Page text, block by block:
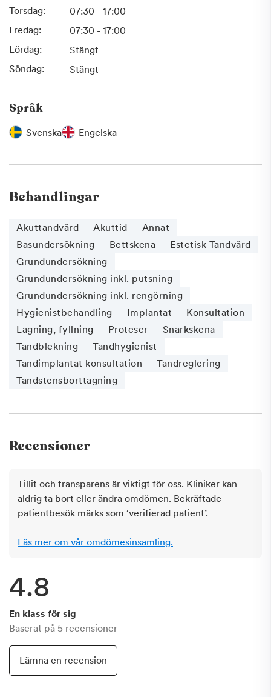
Torsdag:
07:30 - 17:00
Fredag:
07:30 - 17:00
Lördag:
Stängt
Söndag:
Stängt
Språk
Svenska Engelska
Behandlingar
Akuttandvård Akuttid
Annat
Basundersökning
Bettskena
Estetisk Tandvård
Grundundersökning
Grundundersökning inkl. putsning
Grundundersökning inkl. rengörning
Hygienistbehandling
Implantat
Konsultation
Lagning, fyllning
Proteser
Snarkskena
Tandblekning
Tandhygienist
Tandimplantat konsultation
Tandreglering
Tandstensborttagning
Recensioner
Tillit och transparens är viktigt för oss. Kliniker kan
aldrig ta bort eller ändra omdömen. Bekräftade
patientbesök märks som ‘verifierad patient’.
Läs mer om vår omdömesinsamling.
4.8
En klass för sig
Baserat på 5 recensioner
Lämna en recension